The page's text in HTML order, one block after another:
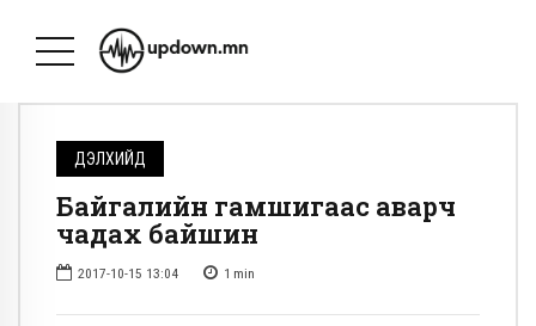
ДЭЛХИЙД
Байгалийн гамшигаас аварч
чадах байшин
2017-10-15 13:04 1 min